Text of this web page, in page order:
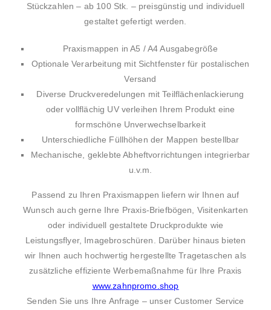
Stückzahlen – ab 100 Stk. – preisgünstig und individuell
gestaltet gefertigt werden.
Praxismappen in A5 / A4 Ausgabegröße
Optionale Verarbeitung mit Sichtfenster für postalischen
Versand
Diverse Druckveredelungen mit Teilflächenlackierung
oder vollflächig UV verleihen Ihrem Produkt eine
formschöne Unverwechselbarkeit
Unterschiedliche Füllhöhen der Mappen bestellbar
Mechanische, geklebte Abheftvorrichtungen integrierbar
u.v.m.
Passend zu Ihren Praxismappen liefern wir Ihnen auf
Wunsch auch gerne Ihre Praxis-Briefbögen, Visitenkarten
oder individuell gestaltete Druckprodukte wie
Leistungsflyer, Imagebroschüren. Darüber hinaus bieten
wir Ihnen auch hochwertig hergestellte Tragetaschen als
zusätzliche effiziente Werbemaßnahme für Ihre Praxis
www.zahnpromo.shop
Senden Sie uns Ihre Anfrage – unser Customer Service